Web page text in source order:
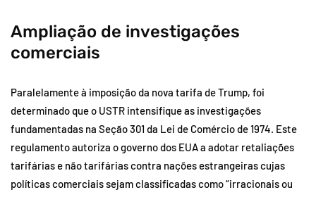
Ampliação de investigações
comerciais
Paralelamente à imposição da nova tarifa de Trump, foi
determinado que o USTR intensifique as investigações
fundamentadas na Seção 301 da Lei de Comércio de 1974. Este
regulamento autoriza o governo dos EUA a adotar retaliações
tarifárias e não tarifárias contra nações estrangeiras cujas
políticas comerciais sejam classificadas como “irracionais ou